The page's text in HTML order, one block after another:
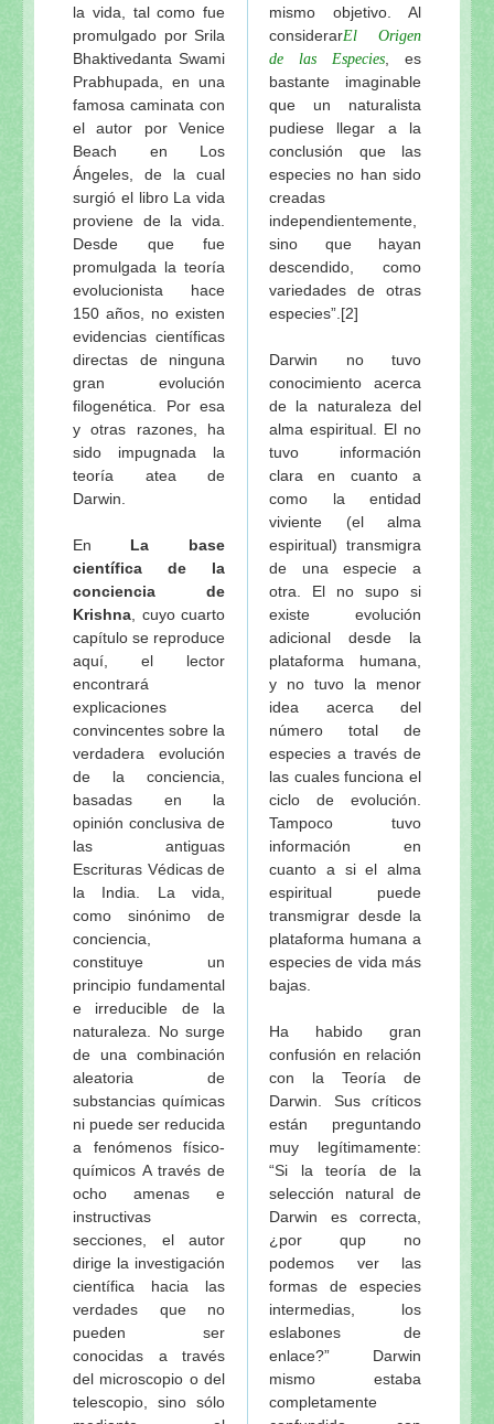
la vida, tal como fue
promulgado por Srila
Bhaktivedanta Swami
Prabhupada, en una
famosa caminata con
el autor por Venice
Beach en Los
Ángeles, de la cual
surgió el libro La vida
proviene de la vida.
Desde que fue
promulgada la teoría
evolucionista hace
150 años, no existen
evidencias científicas
directas de ninguna
gran evolución
filogenética. Por esa
y otras razones, ha
sido impugnada la
teoría atea de
Darwin.
En La base
científica de la
conciencia de
Krishna , cuyo cuarto
capítulo se reproduce
aquí, el lector
encontrará
explicaciones
convincentes sobre la
verdadera evolución
de la conciencia,
basadas en la
opinión conclusiva de
las antiguas
Escrituras Védicas de
la India. La vida,
como sinónimo de
conciencia,
constituye un
principio fundamental
e irreducible de la
naturaleza. No surge
de una combinación
aleatoria de
substancias químicas
ni puede ser reducida
a fenómenos físico-
químicos A través de
ocho amenas e
instructivas
secciones, el autor
dirige la investigación
científica hacia las
verdades que no
pueden ser
conocidas a través
del microscopio o del
telescopio, sino sólo
mismo objetivo. Al
considerarEl Origen
de las Especies , es
bastante imaginable
que un naturalista
pudiese llegar a la
conclusión que las
especies no han sido
creadas
independientemente,
sino que hayan
descendido, como
variedades de otras
especies”.[2]
Darwin no tuvo
conocimiento acerca
de la naturaleza del
alma espiritual. El no
tuvo información
clara en cuanto a
como la entidad
viviente (el alma
espiritual) transmigra
de una especie a
otra. El no supo si
existe evolución
adicional desde la
plataforma humana,
y no tuvo la menor
idea acerca del
número total de
especies a través de
las cuales funciona el
ciclo de evolución.
Tampoco tuvo
información en
cuanto a si el alma
espiritual puede
transmigrar desde la
plataforma humana a
especies de vida más
bajas.
Ha habido gran
confusión en relación
con la Teoría de
Darwin. Sus críticos
están preguntando
muy legítimamente:
“Si la teoría de la
selección natural de
Darwin es correcta,
¿por qup no
podemos ver las
formas de especies
intermedias, los
eslabones de
enlace?” Darwin
mismo estaba
completamente